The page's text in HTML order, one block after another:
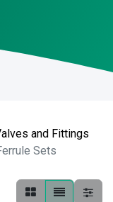
and Fittings
Sets